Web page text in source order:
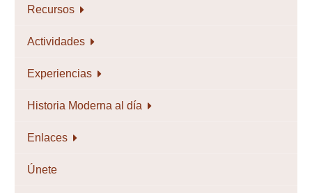
Recursos
Actividades
Experiencias
Historia Moderna al día
Enlaces
Únete